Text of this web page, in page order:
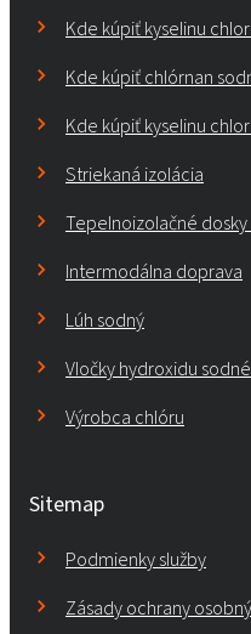
Kde kúpiť kyselinu
Kde kúpiť chlórnan
Kde kúpiť kyselinu
Striekaná izolácia
Tepelnoizolačné dosky
Intermodálna doprava
Lúh sodný
Vločky hydroxidu
Výrobca chlóru
Sitemap
Podmienky služby
Zásady ochrany